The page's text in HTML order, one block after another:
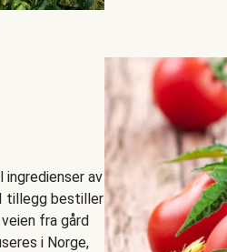
ingredienser av
tillegg bestiller
fra gård
i Norge,